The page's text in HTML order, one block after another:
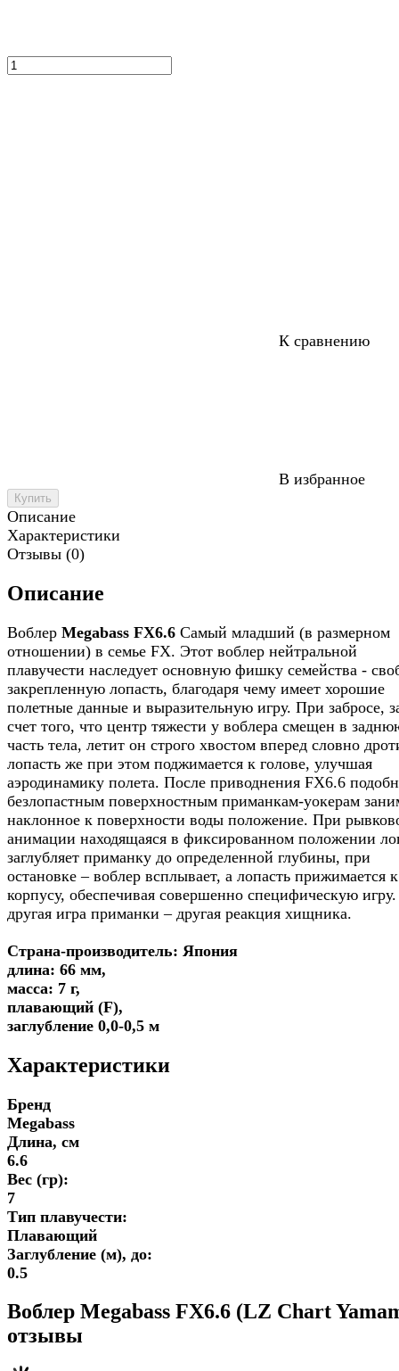
К сравнению
В избранное
Купить
Описание
Характеристики
Отзывы (0)
Описание
Воблер Megabass FX6.6 Самый младший (в размерном
отношении) в семье FX. Этот воблер нейтральной
плавучести наследует основную фишку семейства -
закрепленную лопасть, благодаря чему имеет хорошие
полетные данные и выразительную игру. При забросе,
счет того, что центр тяжести у воблера смещен в
часть тела, летит он строго хвостом вперед словно
лопасть же при этом поджимается к голове, улучшая
аэродинамику полета. После приводнения FX6.6
безлопастным поверхностным приманкам-уокерам
наклонное к поверхности воды положение. При
анимации находящаяся в фиксированном положении
заглубляет приманку до определенной глубины, при
остановке – воблер всплывает, а лопасть прижимается к
корпусу, обеспечивая совершенно специфическую
другая игра приманки – другая реакция хищника.
Страна-производитель: Япония
длина: 66 мм,
масса: 7 г,
плавающий (F),
заглубление 0,0-0,5 м
Характеристики
Бренд
Megabass
Длина, см
6.6
Вес (гр):
7
Тип плавучести:
Плавающий
Заглубление (м), до:
0.5
Воблер Megabass FX6.6 (LZ Chart
отзывы